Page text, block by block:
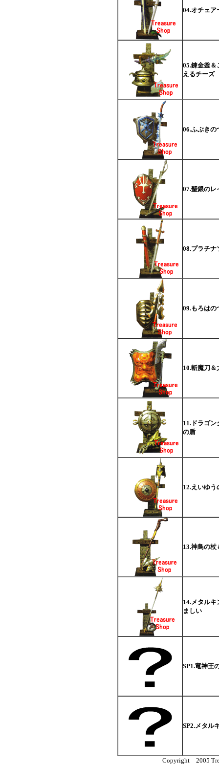
04.オチェア
05.錬金釜＆
えるチーズ
06.ふぶきの
07.聖銀のレ
08.プラチナ
09.もろはの
10.斬魔刀＆
11.ドラゴ
の盾
12.えいゆう
13.神鳥の
14.メタル
ましい
SP1.竜神王
SP2.メタル
Copyright 2005